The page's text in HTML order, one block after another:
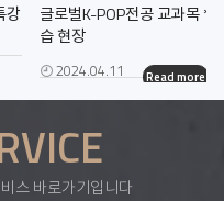
강
2024.04.11
글로벌K-POP전공 교과목
습 현장
Read more
스 바로가기입니다